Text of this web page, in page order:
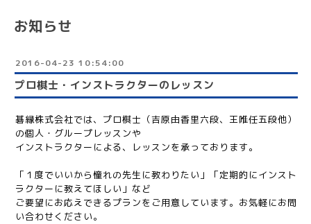
お知らせ
2016-04-23 10:54:00
プロ棋士・インストラクターのレッスン
碁縁株式会社では、プロ棋士（吉原由香里六段、王唯任五段他）
の個人・グループレッスンや
インストラクターによる、レッスンを承っております。
「１度でいいから憧れの先生に教わりたい」「定期的にインスト
ラクターに教えてほしい」など
ご要望にお応えできるプランをご用意しています。お気軽にお問
い合わせください。